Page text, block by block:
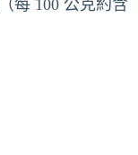
每 100 公克約含